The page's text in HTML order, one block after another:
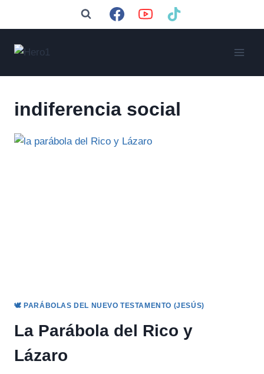
indiferencia social
🕊️ PARÁBOLAS DEL NUEVO TESTAMENTO (JESÚS)
La Parábola del Rico y
Lázaro